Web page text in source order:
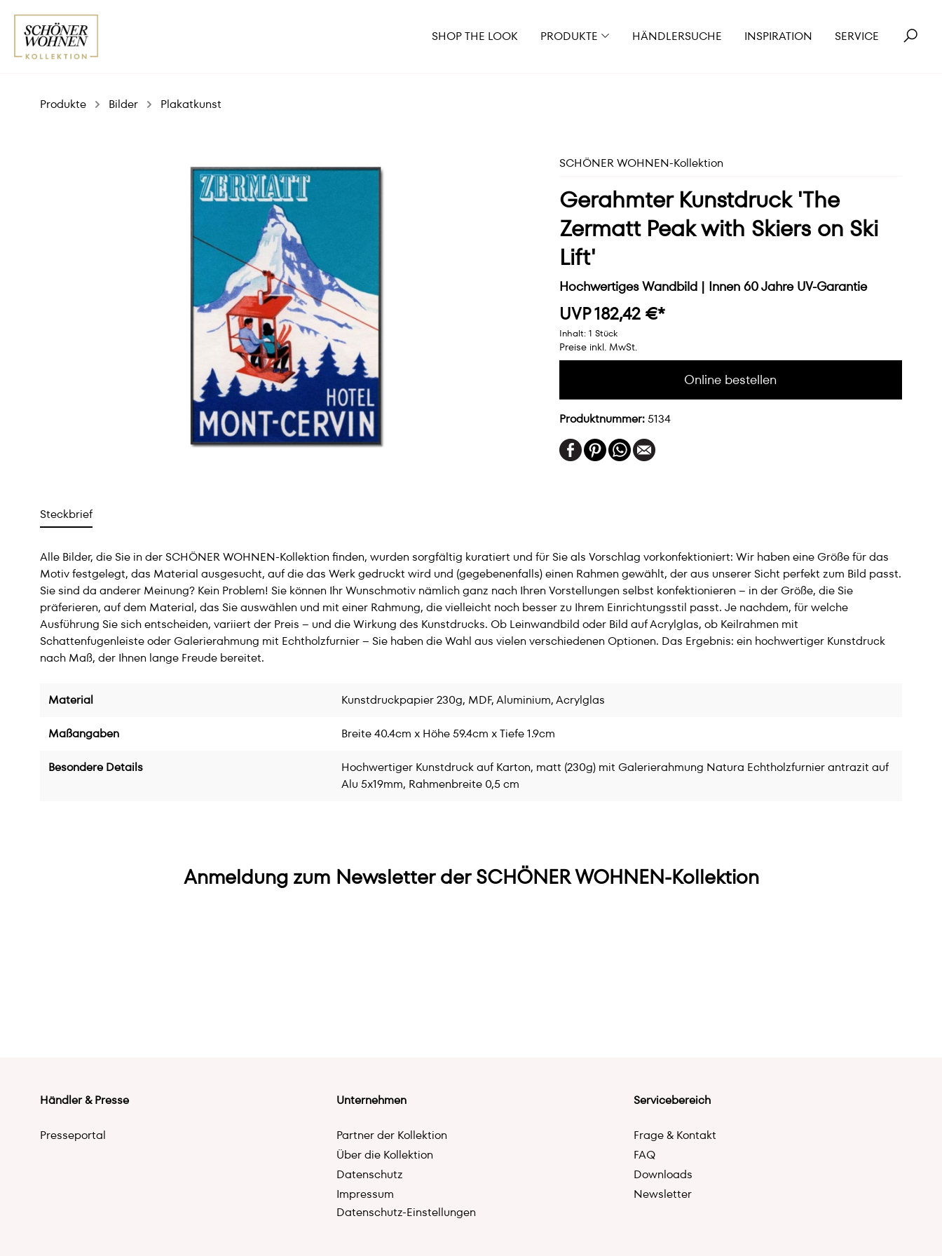
SHOP THE LOOK PRODUKTE HÄNDLERSUCHE INSPIRATION SERVICE
Produkte Bilder Plakatkunst
SCHÖNER WOHNEN-Kollektion
Gerahmter Kunstdruck 'The
Zermatt Peak with Skiers on Ski
Lift'
Hochwertiges Wandbild | Innen 60 Jahre UV-Garantie
UVP 182,42 €*
Inhalt: 1 Stück
Preise inkl. MwSt.
Online bestellen
Produktnummer:5134
Steckbrief
Alle Bilder, die Sie in der SCHÖNER WOHNEN-Kollektion finden, wurden sorgfältig kuratiert und für Sie als Vorschlag vorkonfektioniert: Wir haben eine Größe für das
Motiv festgelegt, das Material ausgesucht, auf die das Werk gedruckt wird und (gegebenenfalls) einen Rahmen gewählt, der aus unserer Sicht perfekt zum Bild passt.
Sie sind da anderer Meinung? Kein Problem! Sie können Ihr Wunschmotiv nämlich ganz nach Ihren Vorstellungen selbst konfektionieren – in der Größe, die Sie
präferieren, auf dem Material, das Sie auswählen und mit einer Rahmung, die vielleicht noch besser zu Ihrem Einrichtungsstil passt. Je nachdem, für welche
Ausführung Sie sich entscheiden, variiert der Preis – und die Wirkung des Kunstdrucks. Ob Leinwandbild oder Bild auf Acrylglas, ob Keilrahmen mit
Schattenfugenleiste oder Galerierahmung mit Echtholzfurnier – Sie haben die Wahl aus vielen verschiedenen Optionen. Das Ergebnis: ein hochwertiger Kunstdruck
nach Maß, der Ihnen lange Freude bereitet.
Material Kunstdruckpapier 230g, MDF, Aluminium, Acrylglas
Maßangaben Breite 40.4cm x Höhe 59.4cm x Tiefe 1.9cm
Besondere Details
Hochwertiger Kunstdruck auf Karton, matt (230g) mit Galerierahmung Natura Echtholzfurnier antrazit auf
Alu 5x19mm, Rahmenbreite 0,5 cm
Anmeldung zum Newsletter der SCHÖNER WOHNEN-Kollektion
Händler & Presse
Presseportal
Unternehmen
Partner der Kollektion
Über die Kollektion
Datenschutz
Impressum
Datenschutz-Einstellungen
Servicebereich
Frage & Kontakt
FAQ
Downloads
Newsletter